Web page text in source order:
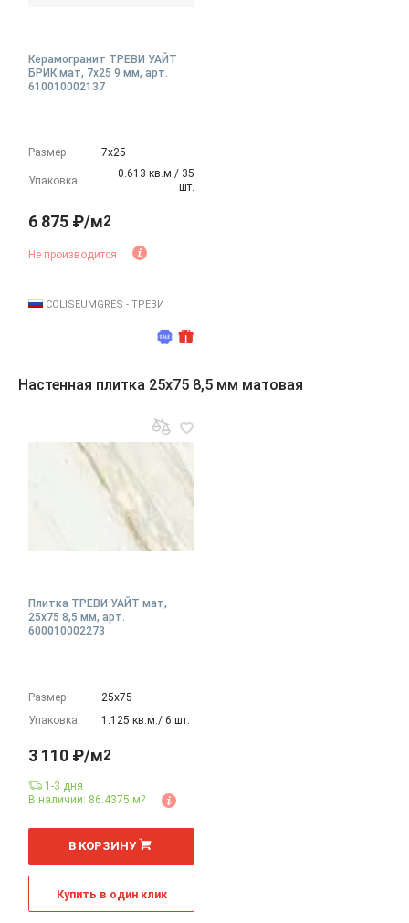
Керамогранит ТРЕВИ УАЙТ
БРИК мат, 7x25 9 мм, арт.
610010002137
Размер 7х25
Упаковка
0.613 кв.м./ 35
шт.
6 875 ₽/м2
Не производится
COLISEUMGRES - ТРЕВИ
Настенная плитка 25x75 8,5 мм матовая
Плитка ТРЕВИ УАЙТ мат,
25x75 8,5 мм, арт.
600010002273
Размер
25х75
Упаковка
1.125 кв.м./ 6 шт.
3 110 ₽/м2
1-3 дня
В наличии: 86.4375 м2
м
В КОРЗИНУ
Купить в один клик